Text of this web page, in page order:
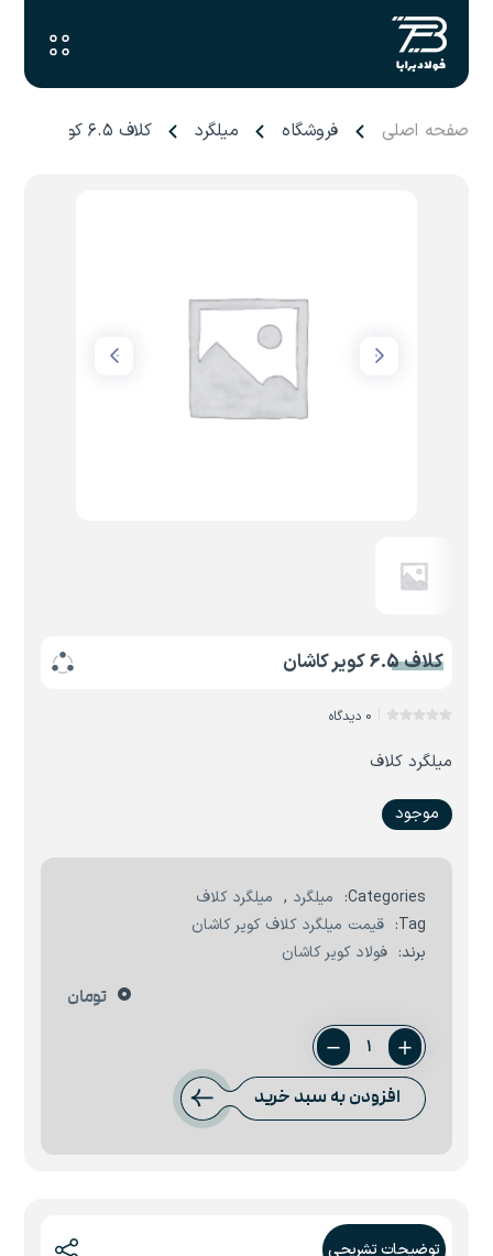
صفحه اصلی فروشگاه میلگرد کلاف ۶.۵ کویر کاشان
کلاف 6.5 کویر کاشان
0 دیدگاه
میلگرد کلاف
موجود
Categories: میلگرد , میلگرد کلاف
Tag:
قیمت میلگرد کلاف کویر کاشان
برند: فولاد کویر کاشان
0 تومان
کلاف
6.5
کویر
افزودن به سبد خرید
توضیحات تشریحی